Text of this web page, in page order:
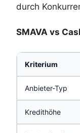
durch
SMAVA vs
Kriterium
Anbieter-Typ
Kredithöhe